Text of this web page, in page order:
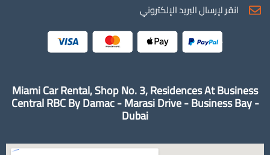
انقر لإرسال البريد الإلكتروني
Miami Car Rental, Shop No. 3, Residences At Business
Central RBC By Damac - Marasi Drive - Business Bay -
Dubai